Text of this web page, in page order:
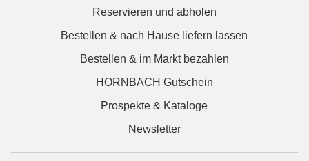
Reservieren und abholen
Bestellen & nach Hause liefern lassen
Bestellen & im Markt bezahlen
HORNBACH Gutschein
Prospekte & Kataloge
Newsletter